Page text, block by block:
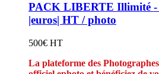
PACK LIBERTE Illimité -
|euros| HT / photo
500€ HT
La plateforme des